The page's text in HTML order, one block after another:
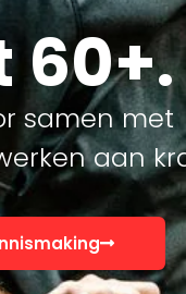
60+.
samen met
aan